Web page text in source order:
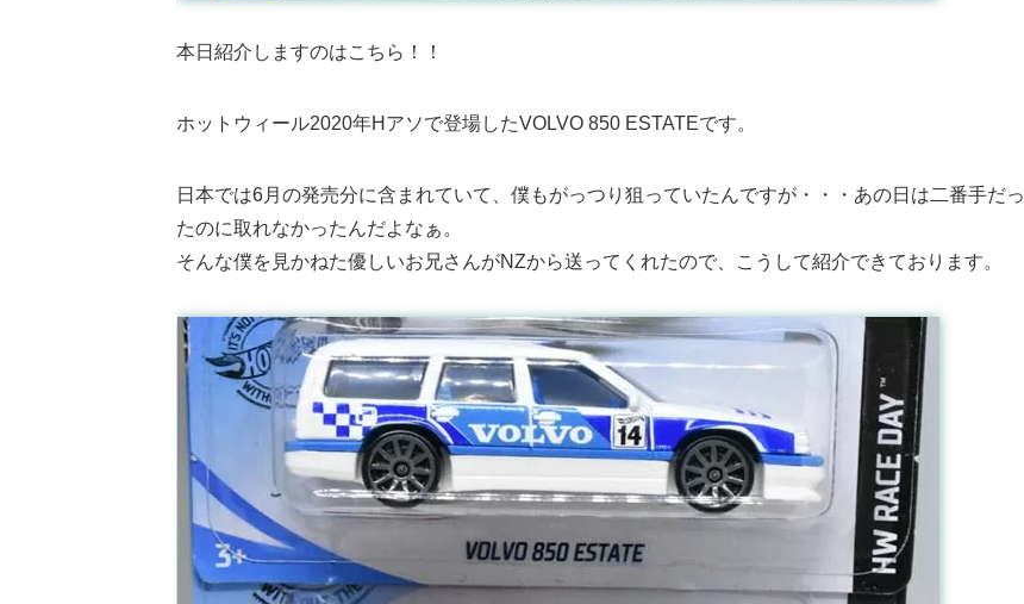
本日紹介しますのはこちら！！
ホットウィール2020年Hアソで登場したVOLVO 850 ESTATEです。
日本では6月の発売分に含まれていて、僕もがっつり狙っていたんですが・・・あの日は二番手だっ
たのに取れなかったんだよなぁ。
そんな僕を見かねた優しいお兄さんがNZから送ってくれたので、こうして紹介できております。